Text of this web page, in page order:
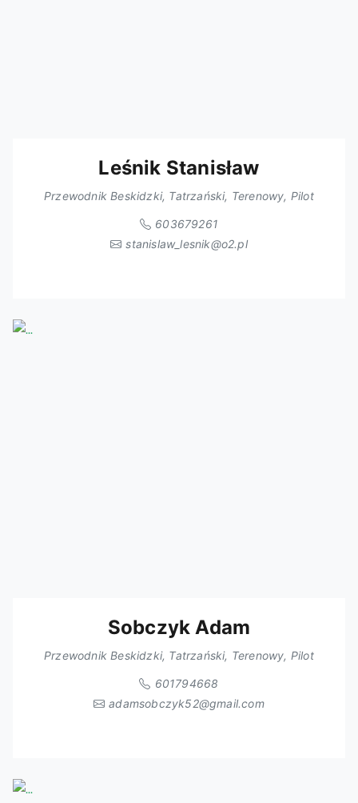
Leśnik Stanisław
Przewodnik Beskidzki, Tatrzański, Terenowy, Pilot
603679261
stanislaw_lesnik@o2.pl
Sobczyk Adam
Przewodnik Beskidzki, Tatrzański, Terenowy, Pilot
601794668
adamsobczyk52@gmail.com